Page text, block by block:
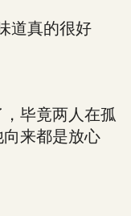
道真的很好
毕竟两人在孤
来都是放心